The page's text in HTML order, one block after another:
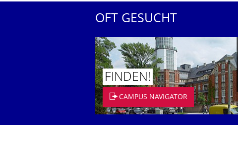
OFT GESUCHT
FINDEN!
CAMPUS NAVIGATOR